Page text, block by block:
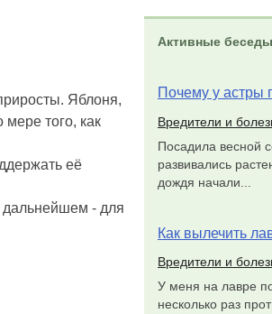
Яблоня,
того, как
её
дальнейшем - для
Активные беседы
Почему у астры
Вредители и
Посадила весной
развивались
дождя начали...
Как вылечить
Вредители и
У меня на лавре
несколько раз